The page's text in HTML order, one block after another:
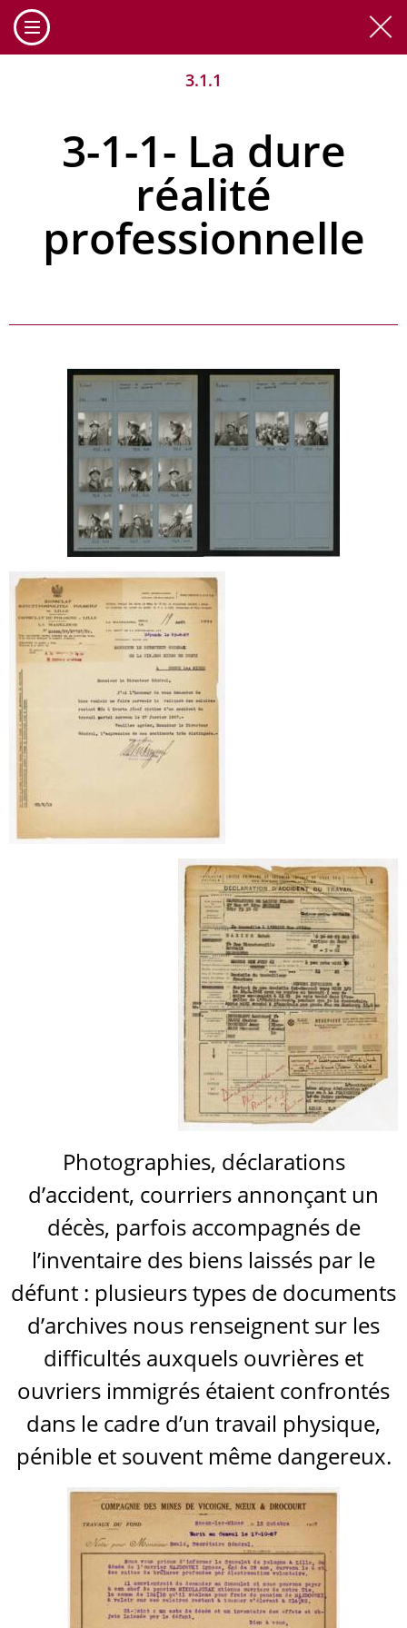
3.1.1
3-1-1- La dure
réalité
professionnelle
Photographies, déclarations
d’accident, courriers annonçant un
décès, parfois accompagnés de
l’inventaire des biens laissés par le
défunt : plusieurs types de documents
d’archives nous renseignent sur les
difficultés auxquels ouvrières et
ouvriers immigrés étaient confrontés
dans le cadre d’un travail physique,
pénible et souvent même dangereux.
Cookies management panel